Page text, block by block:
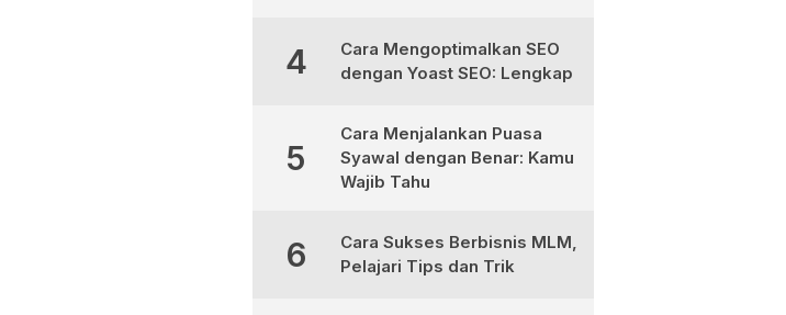
4
Cara Mengoptimalkan SEO
dengan Yoast SEO: Lengkap
5
Cara Menjalankan Puasa
Syawal dengan Benar: Kamu
Wajib Tahu
6
Cara Sukses Berbisnis MLM,
Pelajari Tips dan Trik